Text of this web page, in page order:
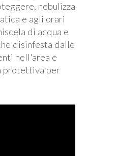
nebulizza
e agli orari
di acqua e
disinfesta dalle
nell'area e
protettiva per